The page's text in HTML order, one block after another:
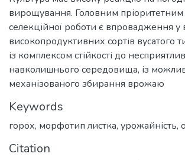
вирощування. Головним
селекційної роботи є впровадження
високопродуктивних сортів вусатого
із комплексом стійкості до
навколишнього середовища, із
механізованого збирання врожаю
Keywords
горох, морфотип листка, урожайність,
Citation